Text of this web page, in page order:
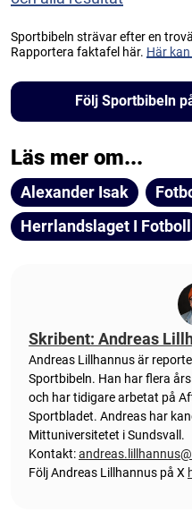
Sportbibeln strävar efter en
Rapportera faktafel här. Här
Följ Sportbibeln
Läs mer om...
Alexander Isak
Herrlandslaget I Fotboll
Skribent: Andreas
Andreas Lillhannus är
Sportbibeln. Han har flera
och har tidigare arbetat på
Sportbladet. Andreas har
Mittuniversitetet i Sundsvall.
Kontakt:
Följ Andreas Lillhannus på X